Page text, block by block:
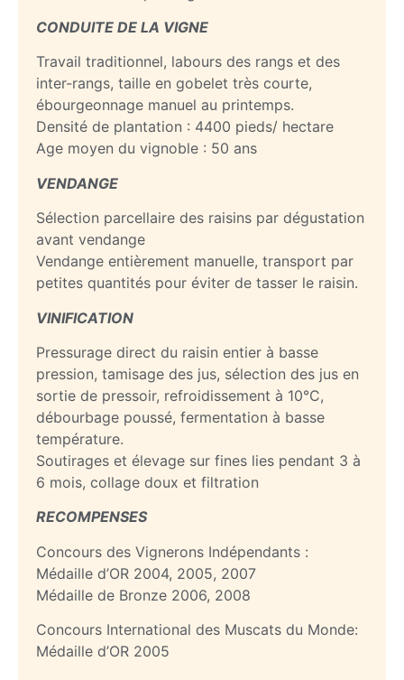
CONDUITE DE LA VIGNE
Travail traditionnel, labours des rangs et des
inter-rangs, taille en gobelet très courte,
ébourgeonnage manuel au printemps.
Densité de plantation : 4400 pieds/ hectare
Age moyen du vignoble : 50 ans
VENDANGE
Sélection parcellaire des raisins par dégustation
avant vendange
Vendange entièrement manuelle, transport par
petites quantités pour éviter de tasser le raisin.
VINIFICATION
Pressurage direct du raisin entier à basse
pression, tamisage des jus, sélection des jus en
sortie de pressoir, refroidissement à 10°C,
débourbage poussé, fermentation à basse
température.
Soutirages et élevage sur fines lies pendant 3 à
6 mois, collage doux et filtration
RECOMPENSES
Concours des Vignerons Indépendants :
Médaille d’OR 2004, 2005, 2007
Médaille de Bronze 2006, 2008
Concours International des Muscats du Monde:
Médaille d’OR 2005